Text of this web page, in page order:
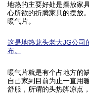
地热的主要好处是摆放家
心所欲的折腾家具的摆放
暖气片。
这是地热龙头老大JG公司
布。
暖气片就是有个占地方的
自己家到目前为止一直用
舒服，所谓的头热脚凉点